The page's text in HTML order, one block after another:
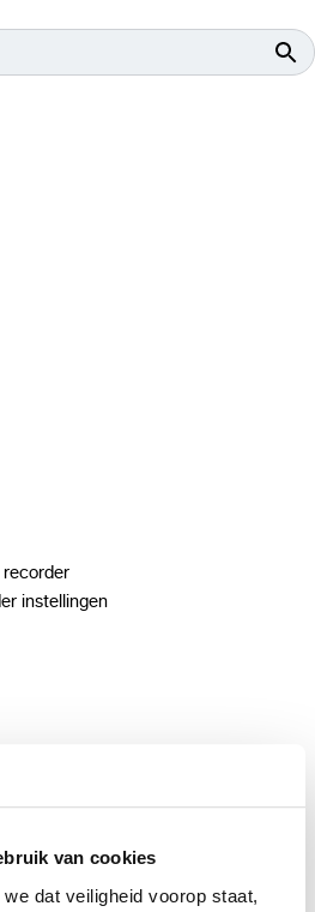
van cookies
dat veiligheid voorop staat,
instellingen